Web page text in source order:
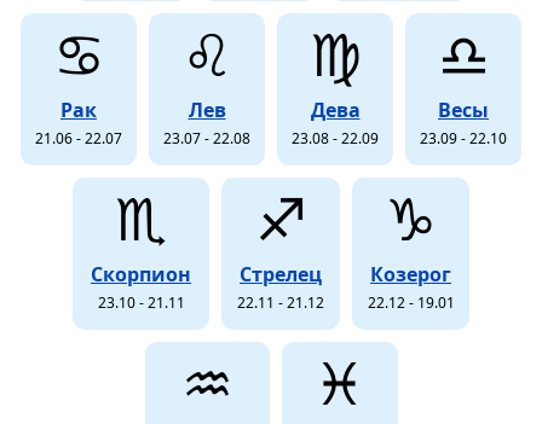
♋
Рак
21.06 - 22.07
♌
Лев
23.07 - 22.08
♍
Дева
23.08 - 22.09
♎
Весы
23.09 - 22.10
♏
Скорпион
23.10 - 21.11
♐
Стрелец
22.11 - 21.12
♑
Козерог
22.12 - 19.01
♒ ♓